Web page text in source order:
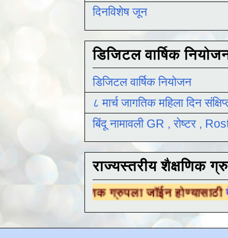
दिनविशेष जून
डिजिटल वार्षिक
डिजिटल वार्षिक नियोजन
८ मार्च जागतिक महिला दिन
बिंदू नामावली GR , रोष्टर ,
राज्यस्तरीय शैक्षणिक
शैक्षणिक ग्रुपला जॉईन होण्यासाठीयेथे क्लिक